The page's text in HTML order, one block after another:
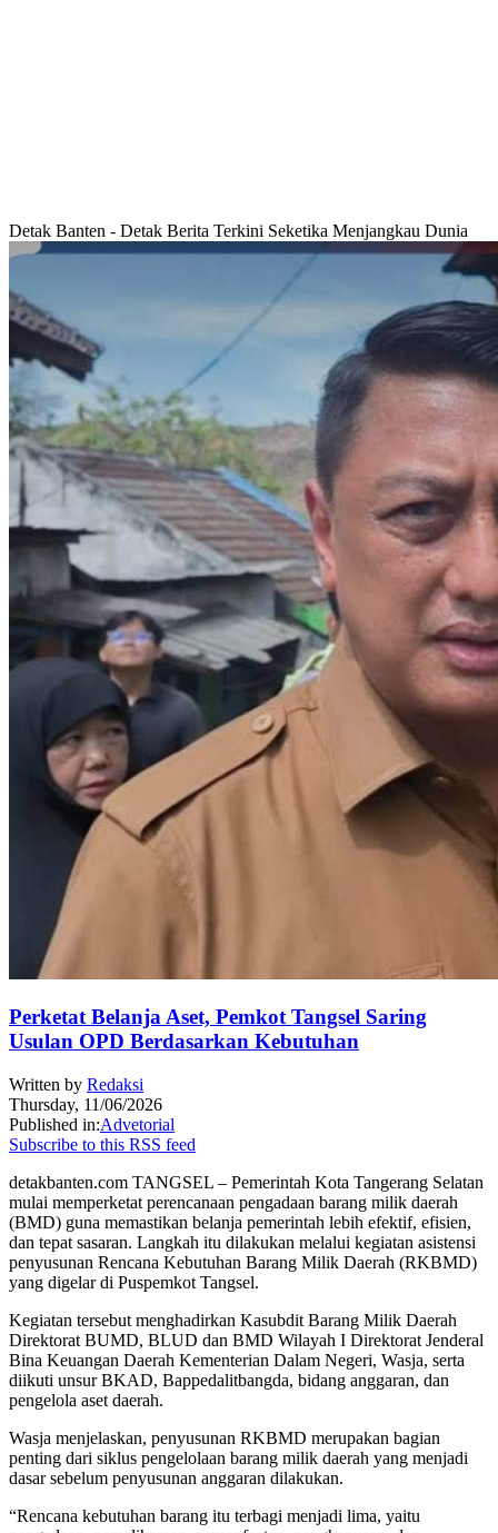
Detak Banten - Detak Berita Terkini Seketika Menjangkau Dunia
Perketat Belanja Aset, Pemkot Tangsel Saring
Usulan OPD Berdasarkan Kebutuhan
Written by Redaksi
Thursday, 11/06/2026
Published in:Advetorial
Subscribe to this RSS feed
detakbanten.com TANGSEL – Pemerintah Kota Tangerang Selatan
mulai memperketat perencanaan pengadaan barang milik daerah
(BMD) guna memastikan belanja pemerintah lebih efektif, efisien,
dan tepat sasaran. Langkah itu dilakukan melalui kegiatan asistensi
penyusunan Rencana Kebutuhan Barang Milik Daerah (RKBMD)
yang digelar di Puspemkot Tangsel.
Kegiatan tersebut menghadirkan Kasubdit Barang Milik Daerah
Direktorat BUMD, BLUD dan BMD Wilayah I Direktorat Jenderal
Bina Keuangan Daerah Kementerian Dalam Negeri, Wasja, serta
diikuti unsur BKAD, Bappedalitbangda, bidang anggaran, dan
pengelola aset daerah.
Wasja menjelaskan, penyusunan RKBMD merupakan bagian
penting dari siklus pengelolaan barang milik daerah yang menjadi
dasar sebelum penyusunan anggaran dilakukan.
“Rencana kebutuhan barang itu terbagi menjadi lima, yaitu